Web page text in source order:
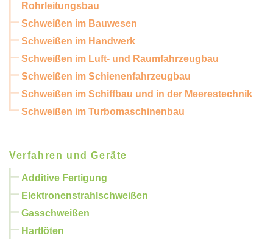
Rohrleitungsbau
Schweißen im Bauwesen
Schweißen im Handwerk
Schweißen im Luft- und Raumfahrzeugbau
Schweißen im Schienenfahrzeugbau
Schweißen im Schiffbau und in der Meerestechnik
Schweißen im Turbomaschinenbau
Verfahren und Geräte
Additive Fertigung
Elektronenstrahlschweißen
Gasschweißen
Hartlöten